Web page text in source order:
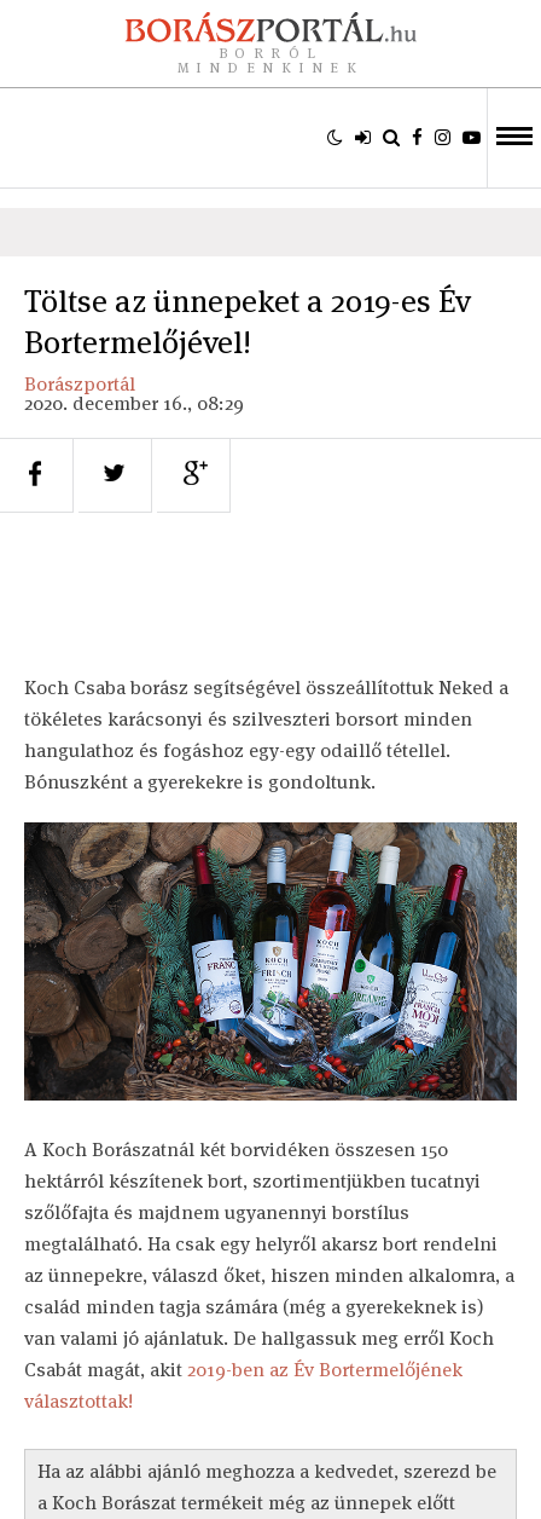
BORRÓL
MINDENKINEK
Töltse az ünnepeket a 2019-es Év
Bortermelőjével!
Borászportál
2020. december 16., 08:29
Koch Csaba borász segítségével összeállítottuk Neked a
tökéletes karácsonyi és szilveszteri borsort minden
hangulathoz és fogáshoz egy-egy odaillő tétellel.
Bónuszként a gyerekekre is gondoltunk.
A Koch Borászatnál két borvidéken összesen 150
hektárról készítenek bort, szortimentjükben tucatnyi
szőlőfajta és majdnem ugyanennyi borstílus
megtalálható. Ha csak egy helyről akarsz bort rendelni
az ünnepekre, válaszd őket, hiszen minden alkalomra, a
család minden tagja számára (még a gyerekeknek is)
van valami jó ajánlatuk. De hallgassuk meg erről Koch
Csabát magát, akit2019-ben az Év Bortermelőjének
választottak!
Ha az alábbi ajánló meghozza a kedvedet, szerezd be
a Koch Borászat termékeit még az ünnepek előtt